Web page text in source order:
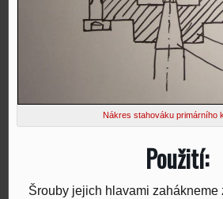
Nákres stahováku primárního
Použití:
Šrouby jejich hlavami zahákneme